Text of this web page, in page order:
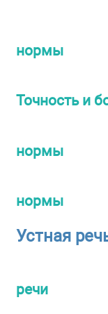
нормы
Точность и
нормы
нормы
Устная
речи